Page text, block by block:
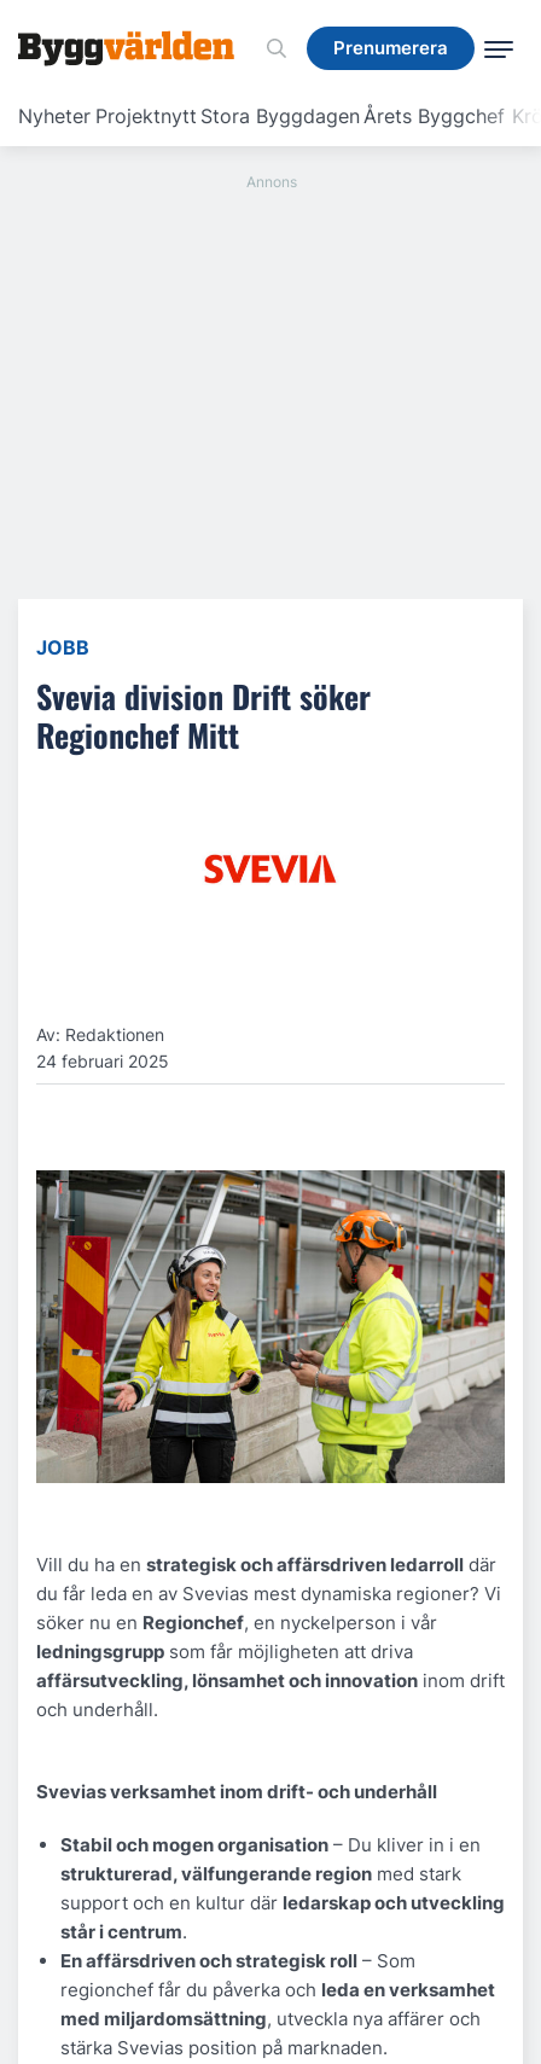
Prenumerera
Nyheter Projektnytt Stora ByggdagenÅrets Byggchef
Prenumerera
JOBB
Svevia division Drift söker
Regionchef Mitt
Av: Redaktionen
24 februari 2025
Vill du ha en strategisk och affärsdriven ledarroll där
du får leda en av Svevias mest dynamiska regioner? Vi
söker nu en Regionchef, en nyckelperson i vår
ledningsgrupp som får möjligheten att driva
affärsutveckling, lönsamhet och innovation inom drift
och underhåll.
Svevias verksamhet inom drift- och underhåll
Stabil och mogen organisation – Du kliver in i en
strukturerad, välfungerande region med stark
support och en kultur där ledarskap och utveckling
står i centrum.
En affärsdriven och strategisk roll – Som
regionchef får du påverka och leda en verksamhet
med miljardomsättning, utveckla nya affärer och
stärka Svevias position på marknaden.